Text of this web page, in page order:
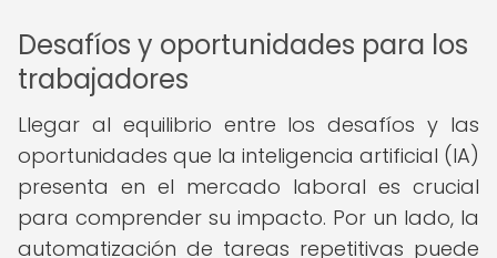
Desafíos y oportunidades para los
trabajadores
Llegar al equilibrio entre los desafíos y las
oportunidades que la inteligencia artificial (IA)
presenta en el mercado laboral es crucial
para comprender su impacto. Por un lado, la
automatización de tareas repetitivas puede